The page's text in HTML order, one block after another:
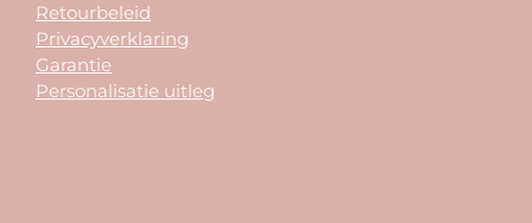
Retourbeleid
Privacyverklaring
Garantie
Personalisatie uitleg